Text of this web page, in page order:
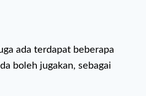
ada terdapat beberapa
boleh jugakan, sebagai